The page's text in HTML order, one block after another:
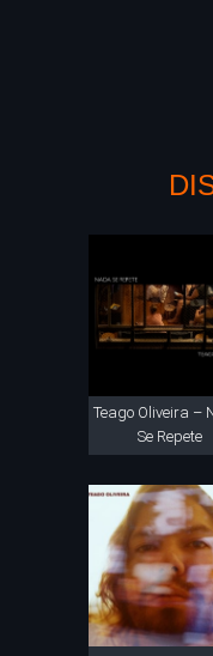
Teago Oliveira –
Se Repete